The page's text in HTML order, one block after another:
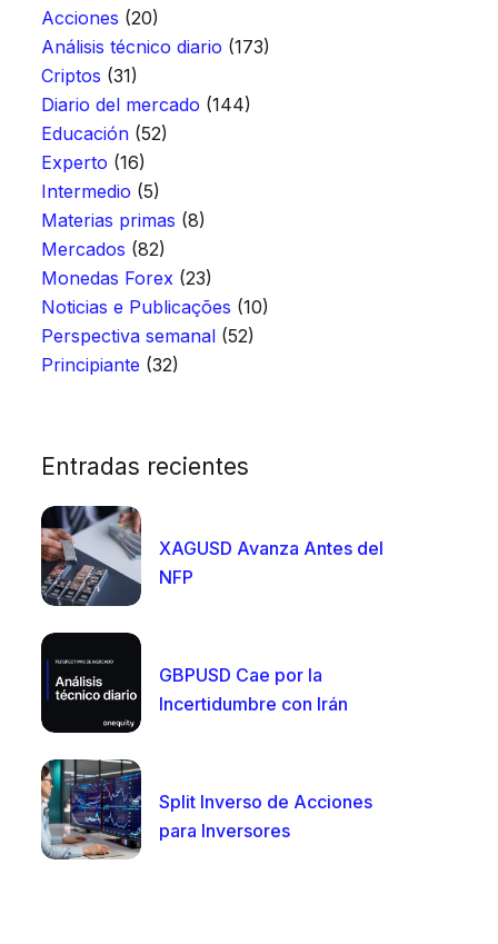
Acciones (20)
Análisis técnico diario (173)
Criptos (31)
Diario del mercado (144)
Educación (52)
Experto (16)
Intermedio (5)
Materias primas (8)
Mercados (82)
Monedas Forex (23)
Noticias e Publicações (10)
Perspectiva semanal (52)
Principiante (32)
Entradas recientes
XAGUSD Avanza Antes del
NFP
GBPUSD Cae por la
Incertidumbre con Irán
Split Inverso de Acciones
para Inversores